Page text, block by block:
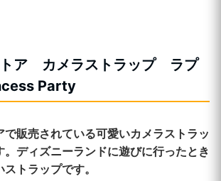
トア カメラストラップ ラプ
Party
で販売されている可愛いカメラストラッ
。ディズニーランドに遊びに行ったとき
トラップです。